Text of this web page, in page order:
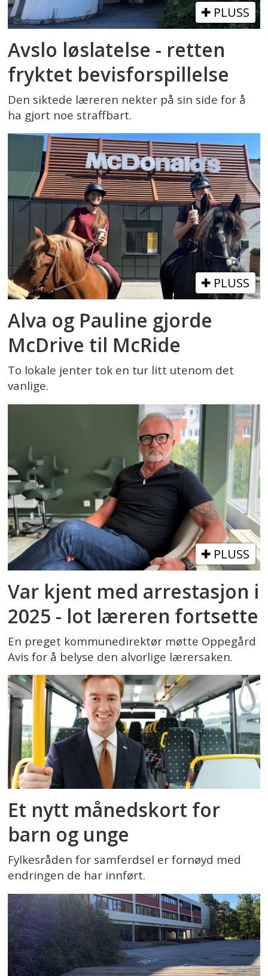
PLUSS
Avslo løslatelse - retten
fryktet bevisforspillelse
Den siktede læreren nekter på sin side for å
ha gjort noe straffbart.
PLUSS
Alva og Pauline gjorde
McDrive til McRide
To lokale jenter tok en tur litt utenom det
vanlige.
PLUSS
Var kjent med arrestasjon i
2025 - lot læreren fortsette
En preget kommunedirektør møtte Oppegård
Avis for å belyse den alvorlige lærersaken.
Et nytt månedskort for
barn og unge
Fylkesråden for samferdsel er fornøyd med
endringen de har innført.